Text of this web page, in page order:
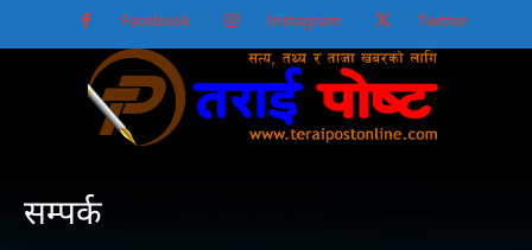
सम्पर्क